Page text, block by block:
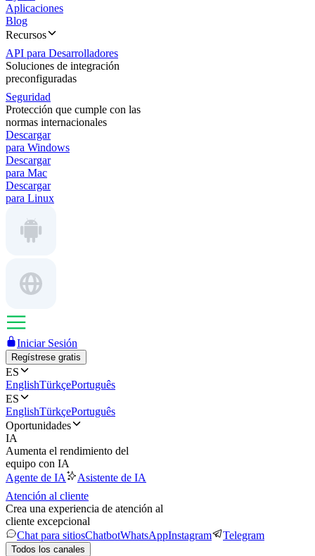
Aplicaciones
Blog
Recursos
API para Desarrolladores
Soluciones de integración
preconfiguradas
Seguridad
Protección que cumple con las
normas internacionales
Descargar
para Windows
Descargar
para Mac
Descargar
para Linux
Iniciar Sesión
Regístrese gratis
ES
EnglishTürkçePortuguês
ES
EnglishTürkçePortuguês
Oportunidades
IA
Aumenta el rendimiento del
equipo con IA
Agente de IA
Asistente de IA
Atención al cliente
Crea una experiencia de atención al
cliente excepcional
Chat para sitiosChatbotWhatsAppInstagram Telegram
Todos los canales